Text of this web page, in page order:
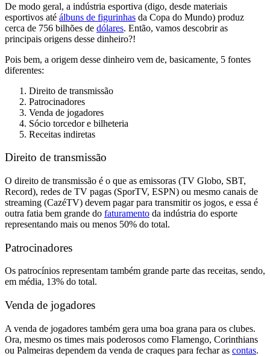
De modo geral, a indústria esportiva (digo, desde materiais
esportivos até álbuns de figurinhas da Copa do Mundo) produz
cerca de 756 bilhões de dólares. Então, vamos descobrir as
principais origens desse dinheiro?!
Pois bem, a origem desse dinheiro vem de, basicamente, 5 fontes
diferentes:
Direito de transmissão
Patrocinadores
Venda de jogadores
Sócio torcedor e bilheteria
Receitas indiretas
Direito de transmissão
O direito de transmissão é o que as emissoras (TV Globo, SBT,
Record), redes de TV pagas (SporTV, ESPN) ou mesmo canais de
streaming (CazéTV) devem pagar para transmitir os jogos, e essa é
outra fatia bem grande do faturamento da indústria do esporte
representando mais ou menos 50% do total.
Patrocinadores
Os patrocínios representam também grande parte das receitas, sendo,
em média, 13% do total.
Venda de jogadores
A venda de jogadores também gera uma boa grana para os clubes.
Ora, mesmo os times mais poderosos como Flamengo, Corinthians
ou Palmeiras dependem da venda de craques para fechar as contas.